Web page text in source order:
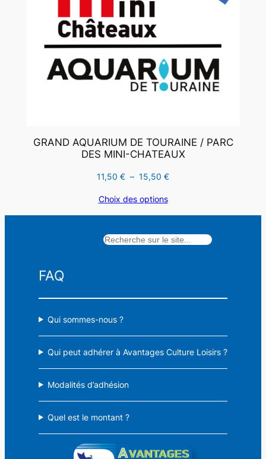
GRAND AQUARIUM DE TOURAINE / PARC
DES MINI-CHATEAUX
11,50 € – 15,50 €Plage
11,50 €
15,50 €
Choix des options
FAQ
Qui sommes-nous ?
Qui peut adhérer à Avantages Culture Loisirs ?
Modalités d’adhésion
Quel est le montant ?